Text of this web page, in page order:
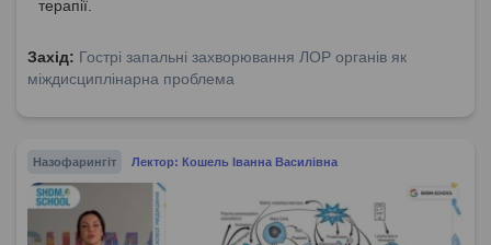
терапії.
Захід: Гострі запальні захворювання ЛОР органів як
міждисциплінарна проблема
Назофарингіт Лектор: Кошель Іванна Василівна